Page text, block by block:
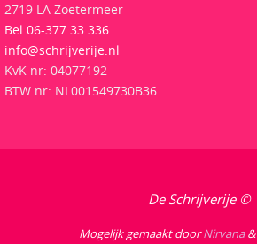
2719 LA Zoetermeer
Bel 06-377.33.336
info@schrijverije.nl
KvK nr: 04077192
BTW nr: NL001549730B36
De Schrijverije ©
Mogelijk gemaakt doorNirvana&